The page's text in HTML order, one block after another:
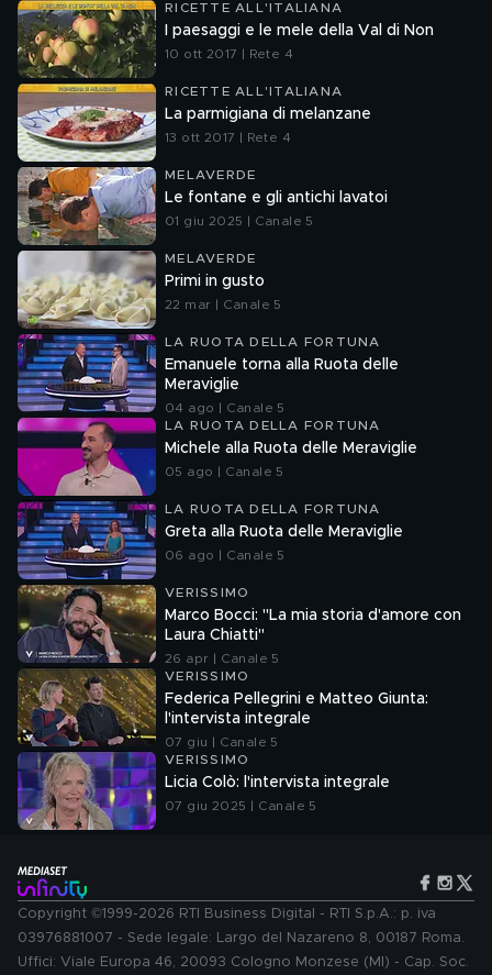
RICETTE ALL'ITALIANA
I paesaggi e le mele della Val di Non
10 ott 2017 | Rete 4
RICETTE ALL'ITALIANA
La parmigiana di melanzane
13 ott 2017 | Rete 4
MELAVERDE
Le fontane e gli antichi lavatoi
01 giu 2025 | Canale 5
MELAVERDE
Primi in gusto
22 mar | Canale 5
LA RUOTA DELLA FORTUNA
Emanuele torna alla Ruota delle
Meraviglie
04 ago | Canale 5
LA RUOTA DELLA FORTUNA
Michele alla Ruota delle Meraviglie
05 ago | Canale 5
LA RUOTA DELLA FORTUNA
Greta alla Ruota delle Meraviglie
06 ago | Canale 5
VERISSIMO
Marco Bocci: "La mia storia d'amore con
Laura Chiatti"
26 apr | Canale 5
VERISSIMO
Federica Pellegrini e Matteo Giunta:
l'intervista integrale
07 giu | Canale 5
VERISSIMO
Licia Colò: l'intervista integrale
07 giu 2025 | Canale 5
Copyright ©1999-2026 RTI Business Digital - RTI S.p.A.: p. iva
03976881007 - Sede legale: Largo del Nazareno 8, 00187 Roma.
Uffici: Viale Europa 46, 20093 Cologno Monzese (MI) - Cap. Soc.